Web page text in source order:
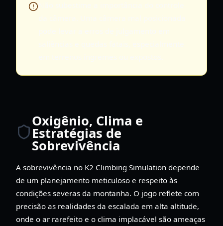
Oxigênio, Clima e
Estratégias de
Sobrevivência
A sobrevivência no K2 Climbing Simulation depende
de um planejamento meticuloso e respeito às
condições severas da montanha. O jogo reflete com
precisão as realidades da escalada em alta altitude,
onde o ar rarefeito e o clima implacável são ameaças